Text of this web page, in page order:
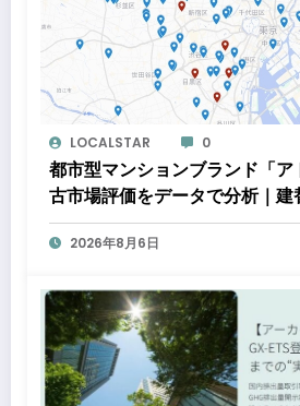
LOCALSTAR 0
都市型マンションブランド「ア
古市場評価をデータで分析｜建
都心好立地、開発思想が支える
2026年8月6日